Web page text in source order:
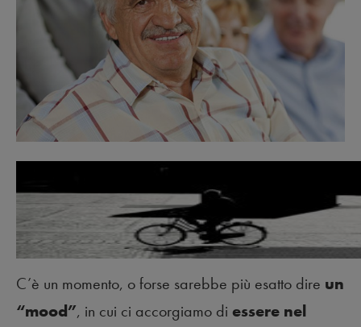
C’è un momento, o forse sarebbe più esatto dire un
“mood”, in cui ci accorgiamo di essere nel